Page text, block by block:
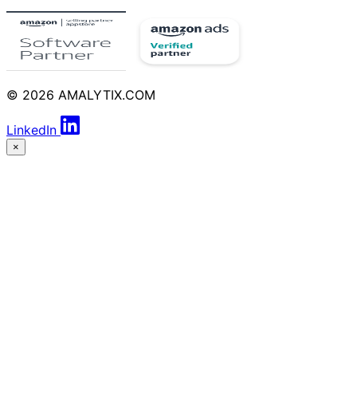
© 2026 AMALYTIX.COM
LinkedIn
×